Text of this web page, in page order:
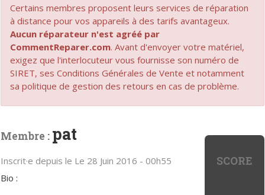
Certains membres proposent leurs services de réparation
à distance pour vos appareils à des tarifs avantageux.
Aucun réparateur n'est agréé par
CommentReparer.com. Avant d'envoyer votre matériel,
exigez que l'interlocuteur vous fournisse son numéro de
SIRET, ses Conditions Générales de Vente et notamment
sa politique de gestion des retours en cas de problème.
SCORE
Membre : pat
Inscrit·e depuis le Le 28 Juin 2016 - 00h55
Bio :